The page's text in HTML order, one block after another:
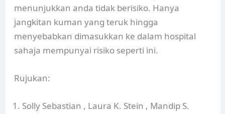
menunjukkan anda tidak berisiko. Hanya
jangkitan kuman yang teruk hingga
menyebabkan dimasukkan ke dalam hospital
sahaja mempunyai risiko seperti ini.
Rujukan:
Solly Sebastian , Laura K. Stein , Mandip S.